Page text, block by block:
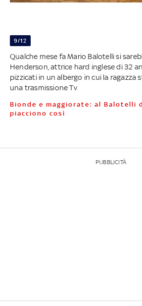
9/12
Qualche mese fa Mario Balotelli si
Henderson, attrice hard inglese di 32
pizzicati in un albergo in cui la ragazza
una trasmissione Tv
Bionde e maggiorate: al Balotelli d'oltremanica
piacciono così
PUBBLICITÀ